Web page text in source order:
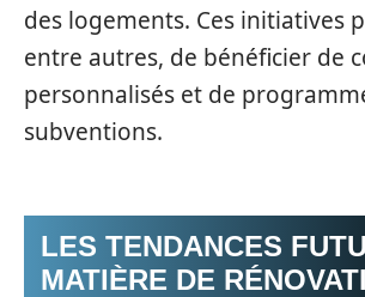
des logements. Ces initiatives
entre autres, de bénéficier de
personnalisés et de
subventions.
LES TENDANCES
MATIÈRE DE